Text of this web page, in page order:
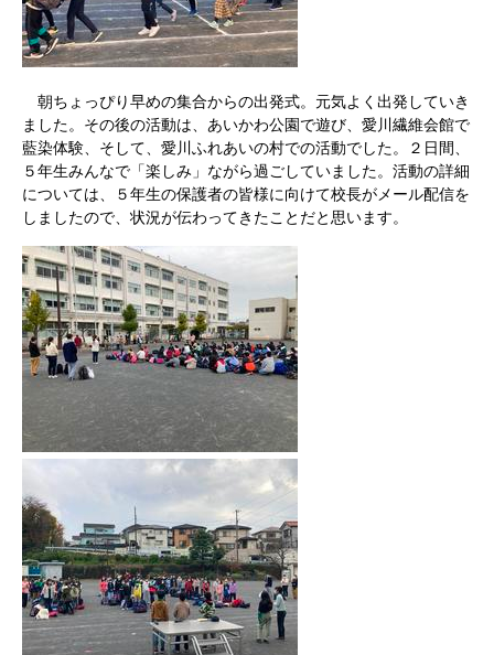
朝ちょっぴり早めの集合からの出発式。元気よく出発していき
ました。その後の活動は、あいかわ公園で遊び、愛川繊維会館で
藍染体験、そして、愛川ふれあいの村での活動でした。２日間、
５年生みんなで「楽しみ」ながら過ごしていました。活動の詳細
については、５年生の保護者の皆様に向けて校長がメール配信を
しましたので、状況が伝わってきたことだと思います。